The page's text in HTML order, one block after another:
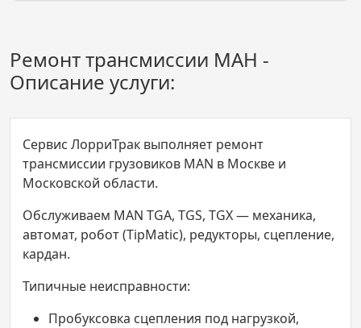
Ремонт трансмиссии МАН -
Описание услуги:
Сервис ЛорриТрак выполняет ремонт
трансмиссии грузовиков MAN в Москве и
Московской области.
Обслуживаем MAN TGA, TGS, TGX — механика,
автомат, робот (TipMatic), редукторы, сцепление,
кардан.
Типичные неисправности:
Пробуксовка сцепления под нагрузкой,